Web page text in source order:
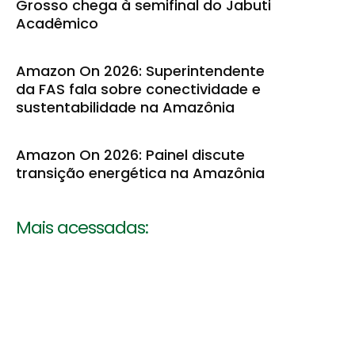
Grosso chega à semifinal do Jabuti
Acadêmico
Amazon On 2026: Superintendente
da FAS fala sobre conectividade e
sustentabilidade na Amazônia
Amazon On 2026: Painel discute
transição energética na Amazônia
Mais acessadas: